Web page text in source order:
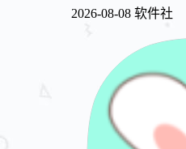
2026-08-08 软件社